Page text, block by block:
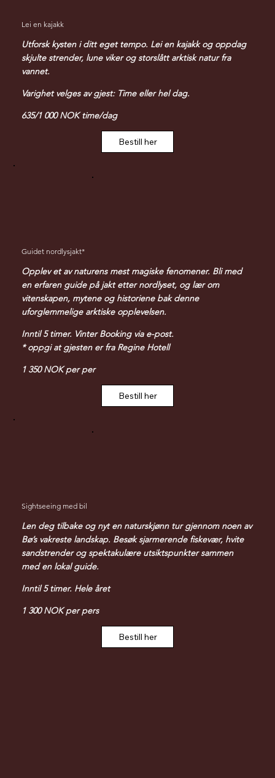
Lei en kajakk
Utforsk kysten i ditt eget tempo. Lei en kajakk og oppdag
skjulte strender, lune viker og storslått arktisk natur fra
vannet.
Varighet velges av gjest: Time eller hel dag.
635/1 000 NOK time/dag
Bestill her
Guidet nordlysjakt*
Opplev et av naturens mest magiske fenomener. Bli med
en erfaren guide på jakt etter nordlyset, og lær om
vitenskapen, mytene og historiene bak denne
uforglemmelige arktiske opplevelsen.
Inntil 5 timer. Vinter Booking via e-post.
* oppgi at gjesten er fra Regine Hotell
1 350 NOK per per
Bestill her
Sightseeing med bil
Len deg tilbake og nyt en naturskjønn tur gjennom noen av
Bø’s vakreste landskap. Besøk sjarmerende fiskevær, hvite
sandstrender og spektakulære utsiktspunkter sammen
med en lokal guide.
Inntil 5 timer. Hele året
1 300 NOK per pers
Bestill her